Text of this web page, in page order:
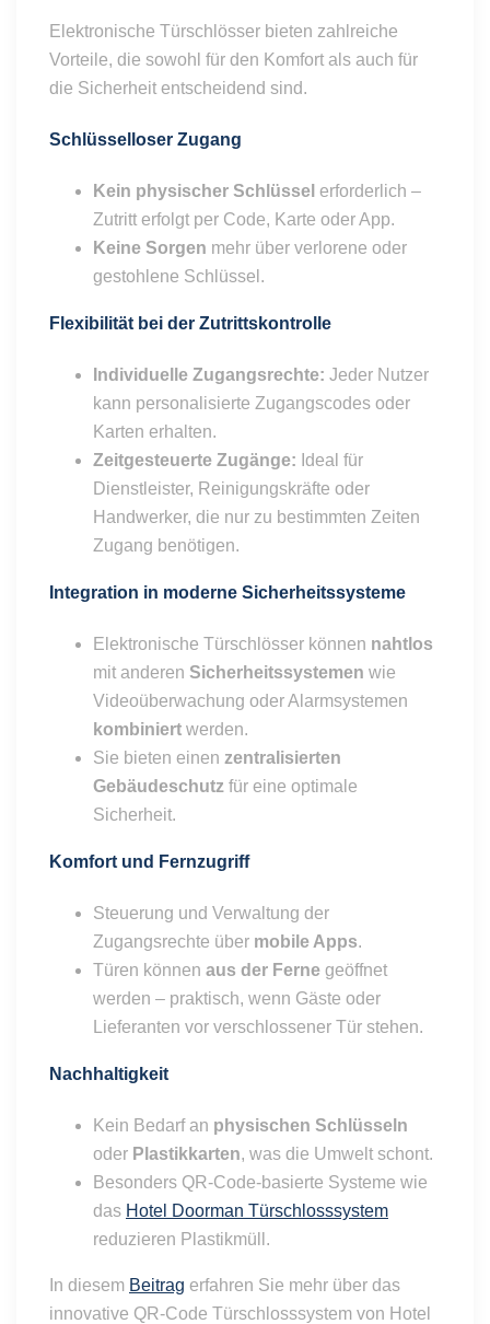
Elektronische Türschlösser bieten zahlreiche
Vorteile, die sowohl für den Komfort als auch für
die Sicherheit entscheidend sind.
Schlüsselloser Zugang
Kein physischer Schlüssel erforderlich –
Zutritt erfolgt per Code, Karte oder App.
Keine Sorgen mehr über verlorene oder
gestohlene Schlüssel.
Flexibilität bei der Zutrittskontrolle
Individuelle Zugangsrechte: Jeder Nutzer
kann personalisierte Zugangscodes oder
Karten erhalten.
Zeitgesteuerte Zugänge: Ideal für
Dienstleister, Reinigungskräfte oder
Handwerker, die nur zu bestimmten Zeiten
Zugang benötigen.
Integration in moderne Sicherheitssysteme
Elektronische Türschlösser können nahtlos
mit anderen Sicherheitssystemen wie
Videoüberwachung oder Alarmsystemen
kombiniert werden.
Sie bieten einen zentralisierten
Gebäudeschutz für eine optimale
Sicherheit.
Komfort und Fernzugriff
Steuerung und Verwaltung der
Zugangsrechte über mobile Apps.
Türen können aus der Ferne geöffnet
werden – praktisch, wenn Gäste oder
Lieferanten vor verschlossener Tür stehen.
Nachhaltigkeit
Kein Bedarf an physischen Schlüsseln
oder Plastikkarten, was die Umwelt schont.
Besonders QR-Code-basierte Systeme wie
das Hotel Doorman Türschlosssystem
reduzieren Plastikmüll.
In diesem Beitrag erfahren Sie mehr über das
innovative QR-Code Türschlosssystem von Hotel